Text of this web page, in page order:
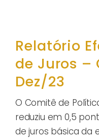
Relatório
de Juros –
Dez/23
O Comitê de
reduziu em 0,5
de juros básica da